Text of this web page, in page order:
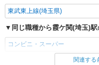
東武東上線(埼玉県)
同じ職種から霞ケ関(埼玉)
コンビニ・スーパー
同じ雇用形態から霞ケ関(埼
関連する